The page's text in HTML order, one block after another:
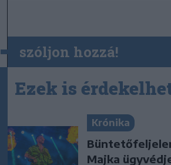
szóljon hozzá!
Ezek is
Krónika
Majka